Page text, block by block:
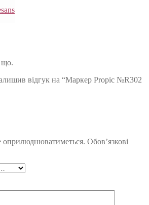
що.
відгук на “Маркер Propic №R302
оприлюднюватиметься. Обов’язкові